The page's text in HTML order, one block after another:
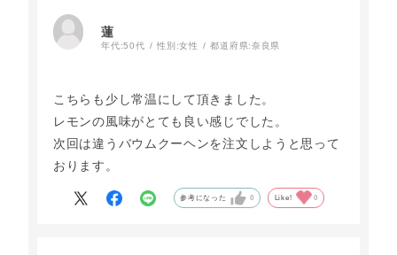
蓮
年代:50代 性別:女性 都道府県:奈良県
こちらも少し常温にして頂きました。
レモンの風味がとても良い感じでした。
次回は違うバウムクーヘンを注文しようと思って
おります。
参考になった 0 Like! 0